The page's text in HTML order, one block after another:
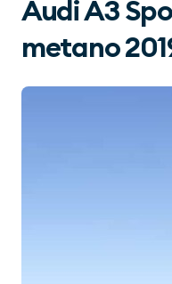
Audi A3
metano